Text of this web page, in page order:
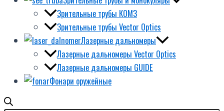
Зрительные трубы КОМЗ
Зрительные трубы Vector Optics
Лазерные дальномеры
Лазерные дальномеры Vector Optics
Лазерные дальномеры GUIDE
Фонари оружейные